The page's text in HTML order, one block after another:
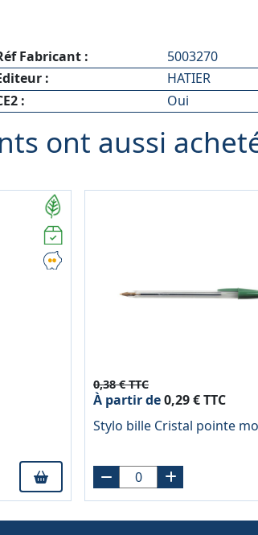
Fabricant :
5003270
:
HATIER
:
Oui
ont aussi
0,38 € TTC
À partir de0,29 € TTC
Stylo bille Cristal pointe